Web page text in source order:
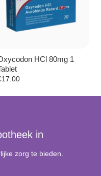
HCl 80mg 1
17.00
in
zorg te bieden.